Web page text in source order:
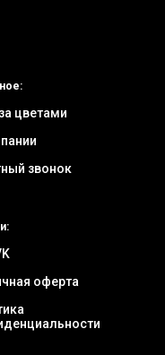
цветами
звонок
оферта